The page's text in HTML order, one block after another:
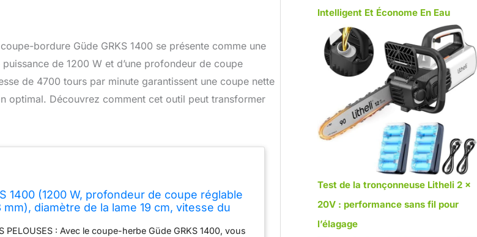
bordure Güde GRKS 1400 se présente comme une
de 1200 W et d’une profondeur de coupe
de 4700 tours par minute garantissent une coupe nette
optimal. Découvrez comment cet outil peut transformer
1400 (1200 W, profondeur de coupe réglable
diamètre de la lame 19 cm, vitesse du
PELOUSES : Avec le coupe-herbe Güde GRKS 1400, vous
Intelligent Et Économe En Eau
Test de la tronçonneuse Litheli 2 x
20V : performance sans fil pour
l’élagage